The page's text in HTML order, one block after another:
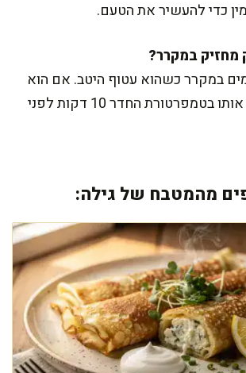
כדי להעשיר את הטעם.
נשמר עד 3 ימים במקרר כשהוא עטוף היטב. אם הוא
מתקשה, השאירו אותו בטמפרטורת החדר 10 דקות לפני
מהמטבח של גילה: